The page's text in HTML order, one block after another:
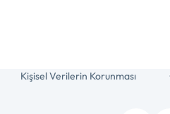
Kişisel Verilerin Korunması